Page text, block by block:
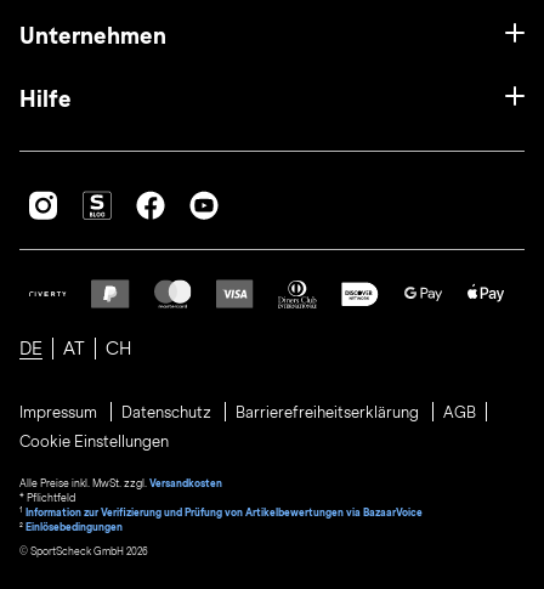
Unternehmen
Hilfe
DE AT CH
Impressum Datenschutz Barrierefreiheitserklärung
AGB
Cookie Einstellungen
Alle Preise inkl. MwSt. zzgl. Versandkosten
* Pflichtfeld
1
Information zur Verifizierung und Prüfung von Artikelbewertungen via BazaarVoice
² Einlösebedingungen
© SportScheck GmbH 2026